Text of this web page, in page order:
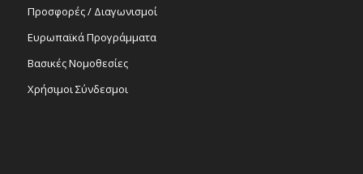
Εκδηλώσεις Δήμου
Προσφορές / Διαγωνισμοί
Ευρωπαϊκά Προγράμματα
Βασικές Νομοθεσίες
Χρήσιμοι Σύνδεσμοι